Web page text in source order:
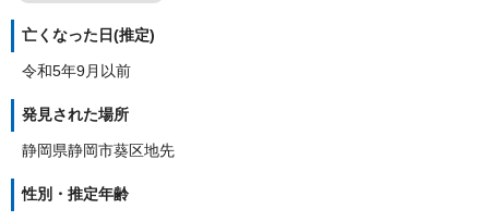
亡くなった日(推定)
令和5年9月以前
発見された場所
静岡県静岡市葵区地先
性別・推定年齢